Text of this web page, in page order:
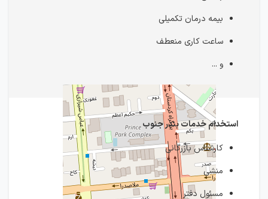
بیمه درمان تکمیلی
ساعت کاری منعطف
و ...
استخدام خدمات بندر جنوب
کارشناس بازرگانی
منشی
مسئول دفتر